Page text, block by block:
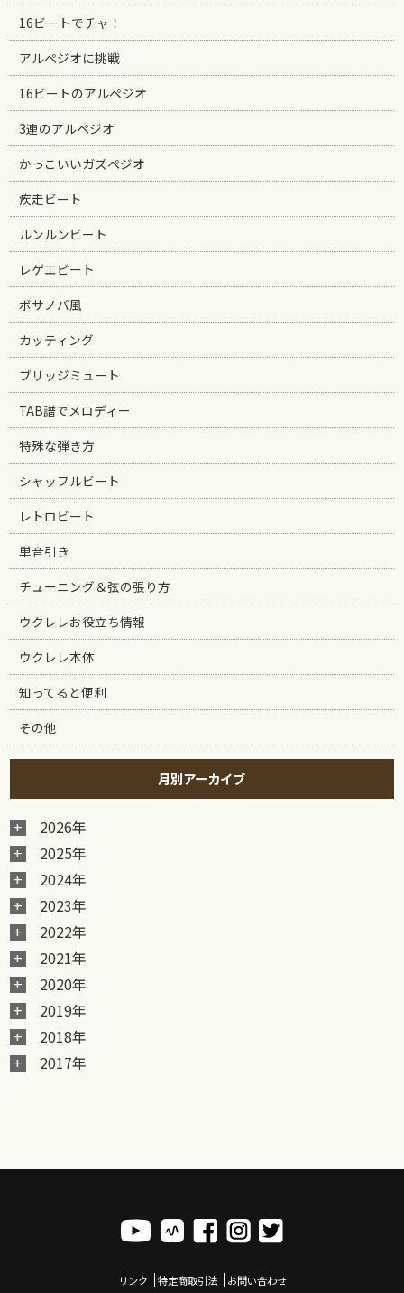
16ビートでチャ！
アルペジオに挑戦
16ビートのアルペジオ
3連のアルペジオ
かっこいいガズペジオ
疾走ビート
ルンルンビート
レゲエビート
ボサノバ風
カッティング
ブリッジミュート
TAB譜でメロディー
特殊な弾き方
シャッフルビート
レトロビート
単音引き
チューニング＆弦の張り方
ウクレレお役立ち情報
ウクレレ本体
知ってると便利
その他
月別アーカイブ
2026年
2025年
2024年
2023年
2022年
2021年
2020年
2019年
2018年
2017年
リンク 特定商取引法 お問い合わせ